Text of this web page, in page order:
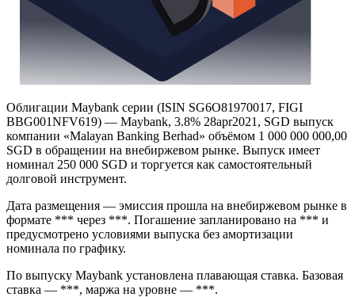
Облигации Maybank серии (ISIN SG6O81970017, FIGI
BBG001NFV619) — Maybank, 3.8% 28apr2021, SGD выпуск
компании «Malayan Banking Berhad» объёмом 1 000 000 000,00
SGD в обращении на внебиржевом рынке. Выпуск имеет
номинал 250 000 SGD и торгуется как самостоятельный
долговой инструмент.
Дата размещения — эмиссия прошла на внебиржевом рынке в
формате *** через ***. Погашение запланировано на *** и
предусмотрено условиями выпуска без амортизации
номинала по графику.
По выпуску Maybank установлена плавающая ставка. Базовая
ставка — ***, маржа на уровне — ***.